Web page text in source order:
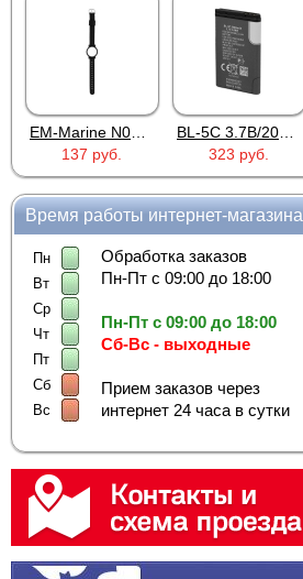
137 руб.
323 руб.
Время работы интернет-магазина
Пн
Вт
Ср
Чт
Пт
Сб
Вс
Обработка заказов
Пн-Пт с 09:00 до 18:00
Пн-Пт с 09:00 до 18:00
Сб-Вс - выходные
Прием заказов через
интернет 24 часа в сутки